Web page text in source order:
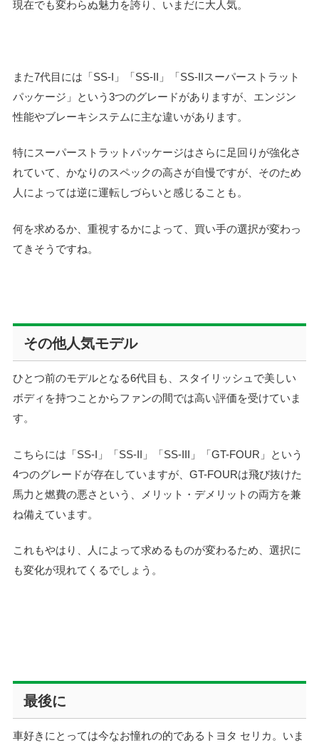
現在でも変わらぬ魅力を誇り、いまだに大人気。
また7代目には「SS-I」「SS-II」「SS-IIスーパーストラット
パッケージ」という3つのグレードがありますが、エンジン
性能やブレーキシステムに主な違いがあります。
特にスーパーストラットパッケージはさらに足回りが強化さ
れていて、かなりのスペックの高さが自慢ですが、そのため
人によっては逆に運転しづらいと感じることも。
何を求めるか、重視するかによって、買い手の選択が変わっ
てきそうですね。
その他人気モデル
ひとつ前のモデルとなる6代目も、スタイリッシュで美しい
ボディを持つことからファンの間では高い評価を受けていま
す。
こちらには「SS-I」「SS-II」「SS-III」「GT-FOUR」という
4つのグレードが存在していますが、GT-FOURは飛び抜けた
馬力と燃費の悪さという、メリット・デメリットの両方を兼
ね備えています。
これもやはり、人によって求めるものが変わるため、選択に
も変化が現れてくるでしょう。
最後に
車好きにとっては今なお憧れの的であるトヨタ セリカ。いま